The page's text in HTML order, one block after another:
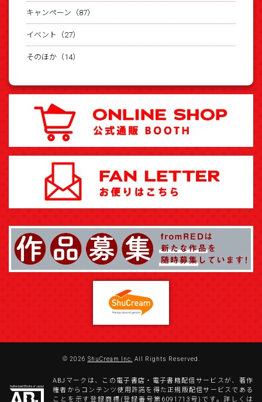
キャンペーン（87）
イベント（27）
そのほか（14）
© 2026 ShuCream Inc. All Rights Reserved.
ABJマークは、この電子書店・電子書籍配信サービスが、著作
権者からコンテンツ使用許諾を得た正規版配信サービスである
ことを示す登録商標(登録番号第6091713号)です。詳しくは